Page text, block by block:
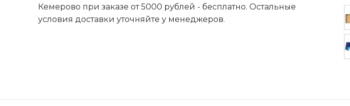
Кемерово при заказе от 5000 рублей - бесплатно. Остальные
условия доставки уточняйте у менеджеров.